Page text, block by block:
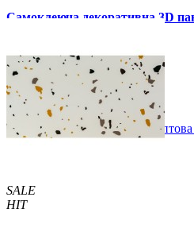
Самоклеюча декоративна 3D
129 грн. /шт 160 грн. /шт
Купити В закладки
SALE
HIT